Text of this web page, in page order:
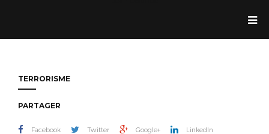
TERRORISME
PARTAGER
Facebook Twitter Google+
LinkedIn